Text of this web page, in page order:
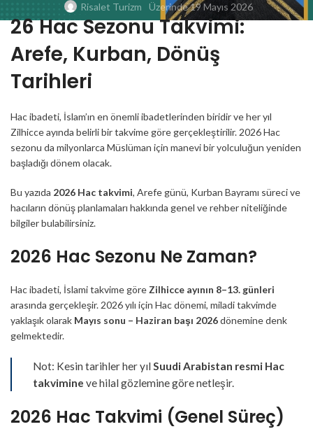
Risalet Turizm Üzerinde 19 Mayıs 2026
26 Hac Sezonu Takvimi:
Arefe, Kurban, Dönüş
Tarihleri
Hac ibadeti, İslam’ın en önemli ibadetlerinden biridir ve her yıl
Zilhicce ayında belirli bir takvime göre gerçekleştirilir. 2026 Hac
sezonu da milyonlarca Müslüman için manevi bir yolculuğun yeniden
başladığı dönem olacak.
Bu yazıda 2026 Hac takvimi, Arefe günü, Kurban Bayramı süreci ve
hacıların dönüş planlamaları hakkında genel ve rehber niteliğinde
bilgiler bulabilirsiniz.
2026 Hac Sezonu Ne Zaman?
Hac ibadeti, İslami takvime göre Zilhicce ayının 8–13. günleri
arasında gerçekleşir. 2026 yılı için Hac dönemi, miladi takvimde
yaklaşık olarak Mayıs sonu – Haziran başı 2026dönemine denk
gelmektedir.
Not: Kesin tarihler her yılSuudi Arabistan resmi Hac
takvimine ve hilal gözlemine göre netleşir.
2026 Hac Takvimi (Genel Süreç)